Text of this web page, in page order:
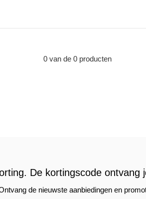
0 van de 0 producten
De kortingscode
de nieuwste aanbiedingen en